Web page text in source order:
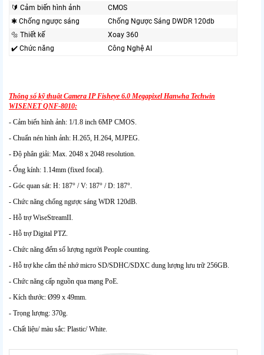
🔰 Cảm biến hình ảnh
CMOS
✱ Chống ngược sáng
Chống Ngược Sáng DWDR 120db
🔩 Thiết kế
Xoay 360
✔️ Chức năng
Công Nghệ AI
Thông số kỹ thuật Camera IP Fisheye 6.0 Megapixel Hanwha Techwin
WISENET QNF-8010:
- Cảm biến hình ảnh: 1/1.8 inch 6MP CMOS.
- Chuẩn nén hình ảnh: H.265, H.264, MJPEG.
- Độ phân giải: Max. 2048 x 2048 resolution.
- Ống kính: 1.14mm (fixed focal).
- Góc quan sát: H: 187° / V: 187° / D: 187°.
- Chức năng chống ngược sáng WDR 120dB.
- Hỗ trợ WiseStreamII.
- Hỗ trợ Digital PTZ.
- Chức năng đếm số lượng người People counting.
- Hỗ trợ khe cắm thẻ nhớ micro SD/SDHC/SDXC dung lượng lưu trữ 256GB.
- Chức năng cấp nguồn qua mạng PoE.
- Kích thước: Ø99 x 49mm.
- Trọng lượng: 370g.
- Chất liệu/ màu sắc: Plastic/ White.